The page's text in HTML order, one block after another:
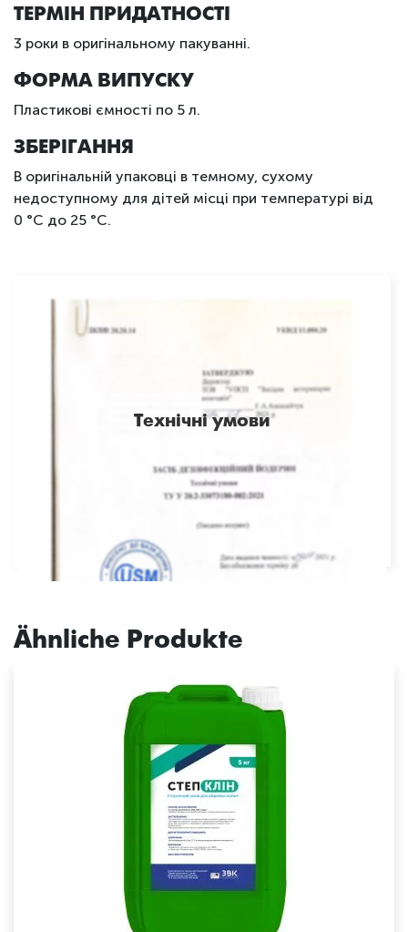
ТЕРМІН ПРИДАТНОСТІ
3 роки в оригінальному пакуванні.
ФОРМА ВИПУСКУ
Пластикові ємності по 5 л.
ЗБЕРІГАННЯ
В оригінальній упаковці в темному, сухому
недоступному для дітей місці при температурі від
0 °С до 25 °С.
Технічні умови
Ähnliche Produkte